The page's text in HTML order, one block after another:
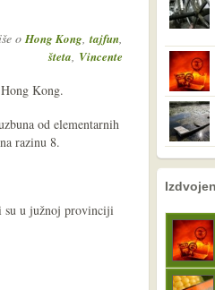
oHong Kong, tajfun,
šteta, Vincente
Kong.
od elementarnih
razinu 8.
su u južnoj provinciji
nema prethodne
sljedeće